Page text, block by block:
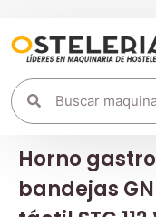
Horno
bandejas